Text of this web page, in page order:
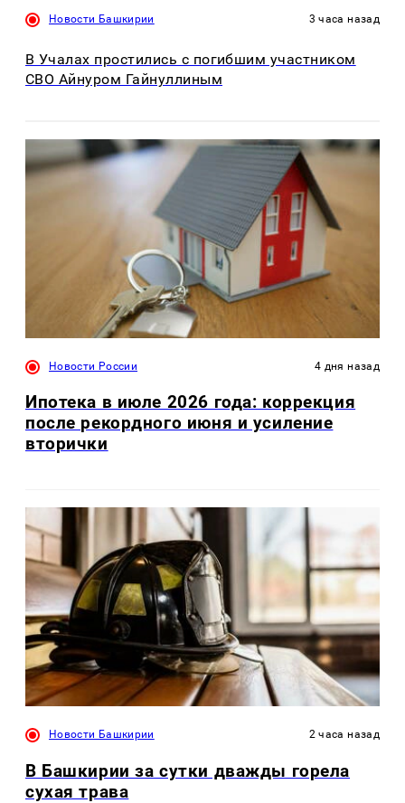
Новости Башкирии 3 часа назад
В Учалах простились с погибшим участником
СВО Айнуром Гайнуллиным
Новости России 4 дня назад
Ипотека в июле 2026 года: коррекция
после рекордного июня и усиление
вторички
Новости Башкирии 2 часа назад
В Башкирии за сутки дважды горела
сухая трава